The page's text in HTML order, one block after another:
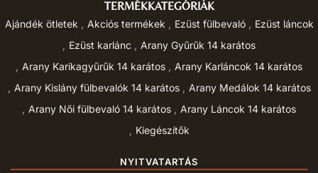
TERMÉKKATEGÓRIÁK
Ajándék ötletek Akciós termékek Ezüst fülbevaló
Ezüst láncok
Ezüst karlánc
Arany Gyűrűk 14 karátos
Arany Karikagyűrűk 14 karátos
Arany Karláncok 14 karátos
Arany Kislány fülbevalók 14 karátos
Arany Medálok 14 karátos
Arany Női fülbevaló 14 karátos
Arany Láncok 14 karátos
Kiegészítők
NYITVATARTÁS